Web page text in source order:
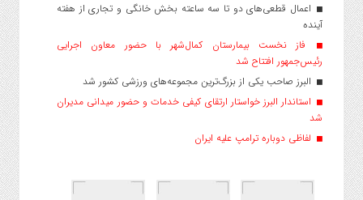
اعمال قطعی‌های دو تا سه ساعته بخش خانگی و تجاری از هفته
آینده
فاز نخست بیمارستان کمال‌شهر با حضور معاون اجرایی
رئیس‌جمهور افتتاح شد
البرز صاحب یکی از بزرگ‌ترین مجموعه‌های ورزشی کشور شد
استاندار البرز خواستار ارتقای کیفی خدمات و حضور میدانی مدیران
شد
لفاظی دوباره ترامپ علیه ایران